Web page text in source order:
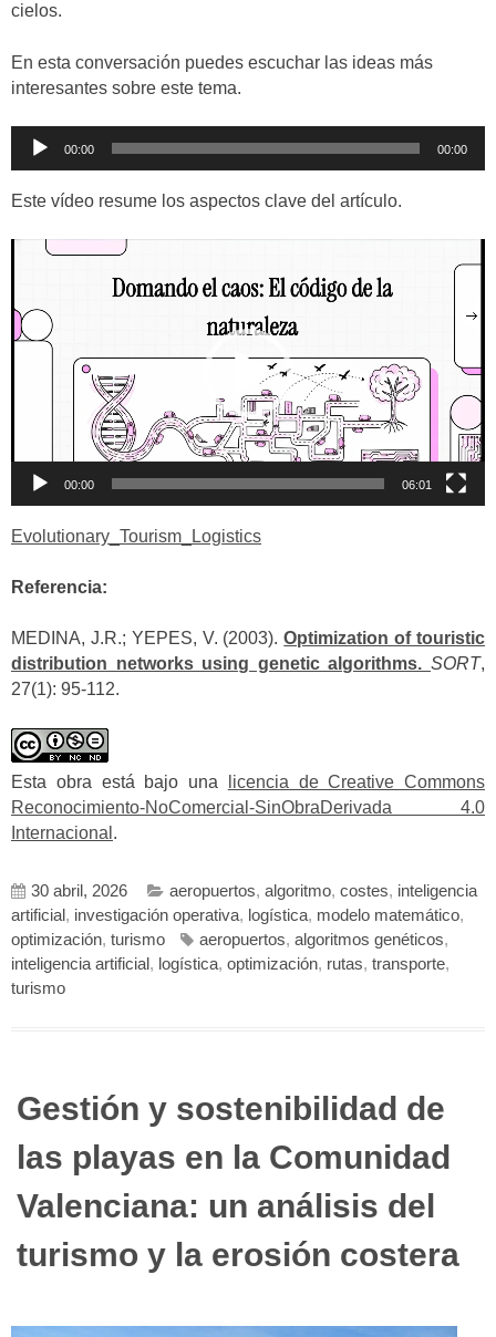
cielos.
En esta conversación puedes escuchar las ideas más
interesantes sobre este tema.
Reproductor
00:00 00:00
Este vídeo resume los aspectos clave del artículo.
Reproductor
00:00 06:01
Evolutionary_Tourism_Logistics
Referencia:
MEDINA, J.R.; YEPES, V. (2003).Optimization of touristic
distribution networks using genetic algorithms. SORT,
27(1): 95-112.
Esta obra está bajo una
licencia de Creative Commons
Reconocimiento-NoComercial-SinObraDerivada 4.0
Internacional .
30 abril, 2026 aeropuertos, algoritmo, costes, inteligencia
artificial , investigación operativa, logística, modelo matemático,
optimización, turismo aeropuertos, algoritmos genéticos,
inteligencia artificial , logística, optimización, rutas, transporte,
turismo
Gestión y sostenibilidad de
las playas en la Comunidad
Valenciana: un análisis del
turismo y la erosión costera